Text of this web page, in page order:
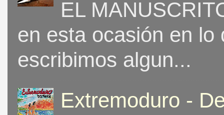
EL
en esta ocasión en
escribimos algun...
Extremoduro -